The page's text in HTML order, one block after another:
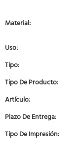
Material:
Uso:
Tipo:
Tipo De Producto:
Artículo:
Plazo De Entrega:
Tipo De Impresión: